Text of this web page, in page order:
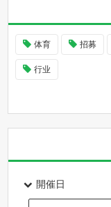
体育 招募
行业
開催日